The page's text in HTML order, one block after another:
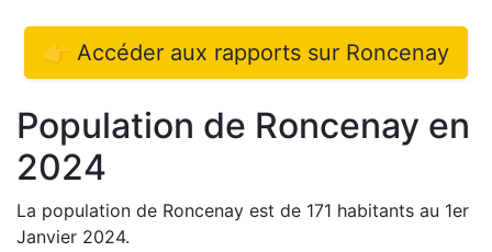
👉 Accéder aux rapports sur Roncenay
Population de Roncenay en
2024
La population de Roncenay est de 171 habitants au 1er
Janvier 2024.